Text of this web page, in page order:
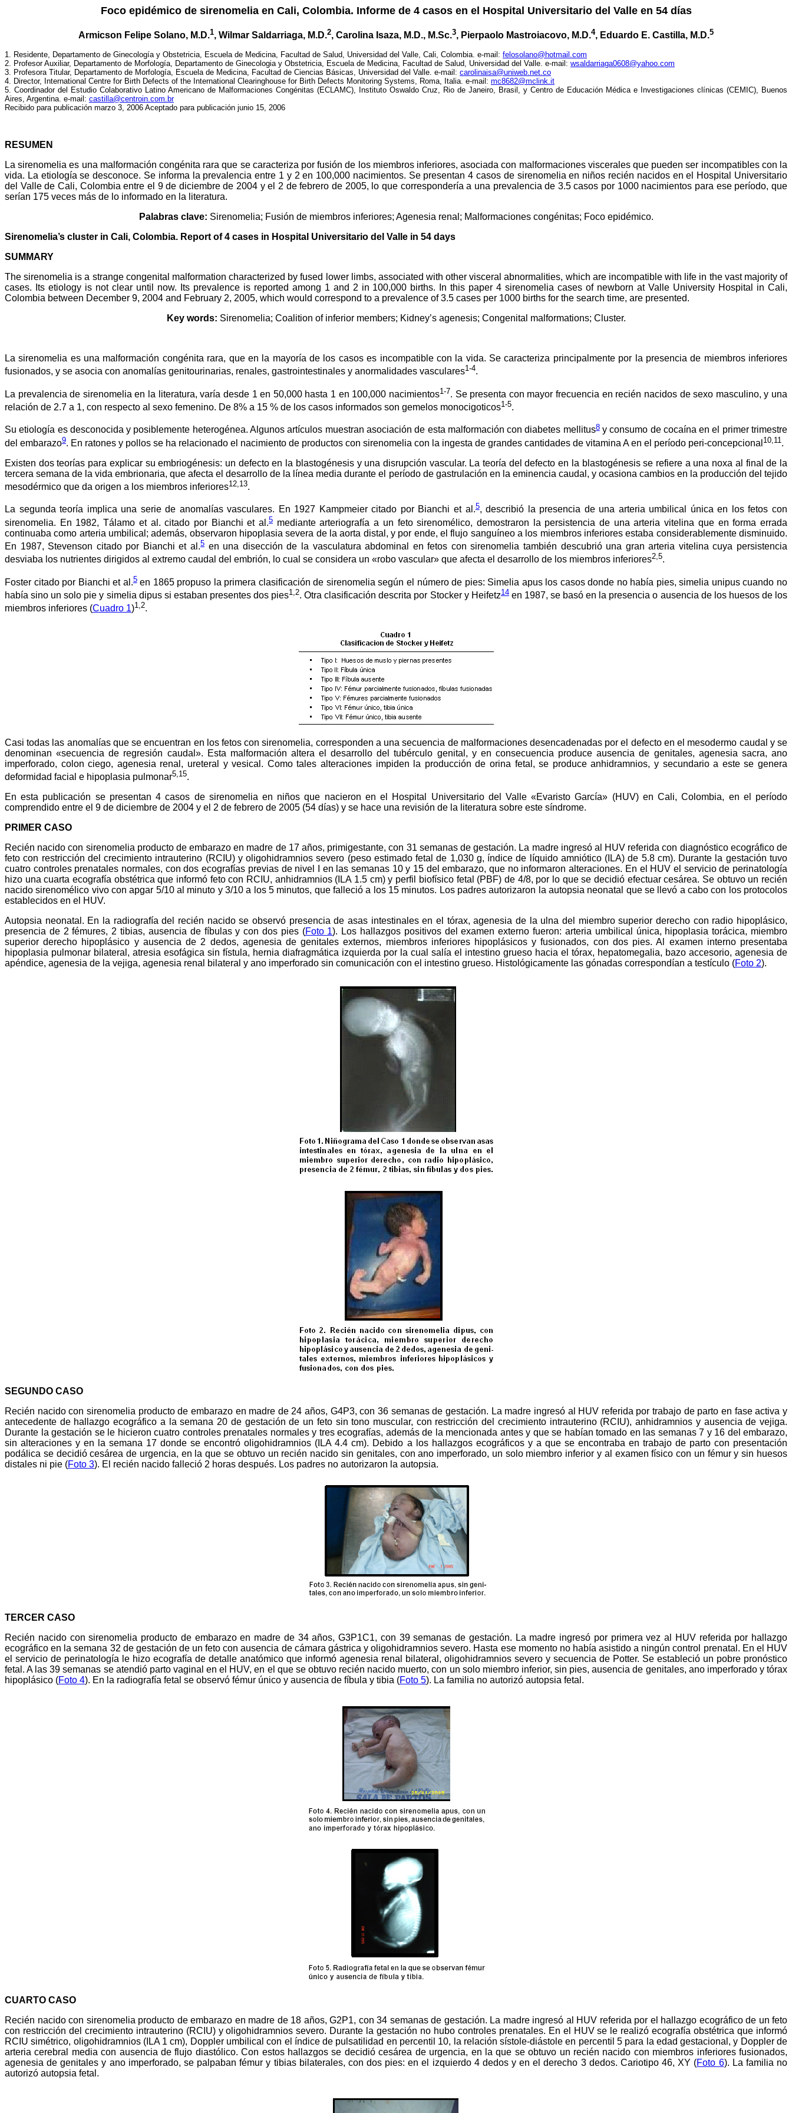
Foco epidémico de sirenomelia en Cali, Colombia. Informe de 4 casos en el Hospital Universitario del Valle en 54 días
Armicson Felipe Solano, M.D.1, Wilmar Saldarriaga, M.D.2, Carolina Isaza, M.D., M.Sc.3, Pierpaolo Mastroiacovo, M.D.4, Eduardo E. Castilla, M.D.5
1. Residente, Departamento de Ginecología y Obstetricia, Escuela de Medicina, Facultad de Salud, Universidad del Valle, Cali, Colombia. e-mail: felosolano@hotmail.com
2. Profesor Auxiliar, Departamento de Morfología, Departamento de Ginecologia y Obstetricia, Escuela de Medicina, Facultad de Salud, Universidad del Valle. e-mail: wsaldarriaga0608@yahoo.com
3. Profesora Titular, Departamento de Morfología, Escuela de Medicina, Facultad de Ciencias Básicas, Universidad del Valle. e-mail: carolinaisa@uniweb.net.co
4. Director, International Centre for Birth Defects of the International Clearinghouse for Birth Defects Monitoring Systems, Roma, Italia. e-mail: mc8682@mclink.it
5. Coordinador del Estudio Colaborativo Latino Americano de Malformaciones Congénitas (ECLAMC), Instituto Oswaldo Cruz, Rio de Janeiro, Brasil, y Centro de Educación Médica e Investigaciones clínicas (CEMIC), Buenos
Aires, Argentina. e-mail: castilla@centroin.com.br
Recibido para publicación marzo 3, 2006 Aceptado para publicación junio 15, 2006
RESUMEN
La sirenomelia es una malformación congénita rara que se caracteriza por fusión de los miembros inferiores, asociada con malformaciones viscerales que pueden ser incompatibles con la
vida. La etiología se desconoce. Se informa la prevalencia entre 1 y 2 en 100,000 nacimientos. Se presentan 4 casos de sirenomelia en niños recién nacidos en el Hospital Universitario
del Valle de Cali, Colombia entre el 9 de diciembre de 2004 y el 2 de febrero de 2005, lo que correspondería a una prevalencia de 3.5 casos por 1000 nacimientos para ese período, que
serían 175 veces más de lo informado en la literatura.
Palabras clave: Sirenomelia; Fusión de miembros inferiores; Agenesia renal; Malformaciones congénitas; Foco epidémico.
Sirenomelia’s cluster in Cali, Colombia. Report of 4 cases in Hospital Universitario del Valle in 54 days
SUMMARY
The sirenomelia is a strange congenital malformation characterized by fused lower limbs, associated with other visceral abnormalities, which are incompatible with life in the vast majority of
cases. Its etiology is not clear until now. Its prevalence is reported among 1 and 2 in 100,000 births. In this paper 4 sirenomelia cases of newborn at Valle University Hospital in Cali,
Colombia between December 9, 2004 and February 2, 2005, which would correspond to a prevalence of 3.5 cases per 1000 births for the search time, are presented.
Key words: Sirenomelia; Coalition of inferior members; Kidney’s agenesis; Congenital malformations; Cluster.
La sirenomelia es una malformación congénita rara, que en la mayoría de los casos es incompatible con la vida. Se caracteriza principalmente por la presencia de miembros inferiores
fusionados, y se asocia con anomalías genitourinarias, renales, gastrointestinales y anormalidades vasculares1-4.
La prevalencia de sirenomelia en la literatura, varía desde 1 en 50,000 hasta 1 en 100,000 nacimientos1-7. Se presenta con mayor frecuencia en recién nacidos de sexo masculino, y una
relación de 2.7 a 1, con respecto al sexo femenino. De 8% a 15 % de los casos informados son gemelos monocigoticos1-5.
Su etiología es desconocida y posiblemente heterogénea. Algunos artículos muestran asociación de esta malformación con diabetes mellitus8y consumo de cocaína en el primer trimestre
del embarazo9. En ratones y pollos se ha relacionado el nacimiento de productos con sirenomelia con la ingesta de grandes cantidades de vitamina A en el período peri-concepcional 10,11 .
Existen dos teorías para explicar su embriogénesis: un defecto en la blastogénesis y una disrupción vascular. La teoría del defecto en la blastogénesis se refiere a una noxa al final de la
tercera semana de la vida embrionaria, que afecta el desarrollo de la línea media durante el período de gastrulación en la eminencia caudal, y ocasiona cambios en la producción del tejido
mesodérmico que da origen a los miembros inferiores12,13.
La segunda teoría implica una serie de anomalías vasculares. En 1927 Kampmeier citado por Bianchi et al.5, describió la presencia de una arteria umbilical única en los fetos con
sirenomelia. En 1982, Tálamo et al. citado por Bianchi et al.5 mediante arteriografía a un feto sirenomélico, demostraron la persistencia de una arteria vitelina que en forma errada
continuaba como arteria umbilical; además, observaron hipoplasia severa de la aorta distal, y por ende, el flujo sanguíneo a los miembros inferiores estaba considerablemente disminuido.
En 1987, Stevenson citado por Bianchi et al.5 en una disección de la vasculatura abdominal en fetos con sirenomelia también descubrió una gran arteria vitelina cuya persistencia
desviaba los nutrientes dirigidos al extremo caudal del embrión, lo cual se considera un «robo vascular» que afecta el desarrollo de los miembros inferiores2,5.
Foster citado por Bianchi et al.5en 1865 propuso la primera clasificación de sirenomelia según el número de pies: Simelia apus los casos donde no había pies, simelia unipus cuando no
había sino un solo pie y simelia dipus si estaban presentes dos pies1,2. Otra clasificación descrita por Stocker y Heifetz14en 1987, se basó en la presencia o ausencia de los huesos de los
miembros inferiores (Cuadro 1)1,2.
Casi todas las anomalías que se encuentran en los fetos con sirenomelia, corresponden a una secuencia de malformaciones desencadenadas por el defecto en el mesodermo caudal y se
denominan «secuencia de regresión caudal». Esta malformación altera el desarrollo del tubérculo genital, y en consecuencia produce ausencia de genitales, agenesia sacra, ano
imperforado, colon ciego, agenesia renal, ureteral y vesical. Como tales alteraciones impiden la producción de orina fetal, se produce anhidramnios, y secundario a este se genera
deformidad facial e hipoplasia pulmonar5,15.
En esta publicación se presentan 4 casos de sirenomelia en niños que nacieron en el Hospital Universitario del Valle «Evaristo García» (HUV) en Cali, Colombia, en el período
comprendido entre el 9 de diciembre de 2004 y el 2 de febrero de 2005 (54 días) y se hace una revisión de la literatura sobre este síndrome.
PRIMER CASO
Recién nacido con sirenomelia producto de embarazo en madre de 17 años, primigestante, con 31 semanas de gestación. La madre ingresó al HUV referida con diagnóstico ecográfico de
feto con restricción del crecimiento intrauterino (RCIU) y oligohidramnios severo (peso estimado fetal de 1,030 g, índice de líquido amniótico (ILA) de 5.8 cm). Durante la gestación tuvo
cuatro controles prenatales normales, con dos ecografías previas de nivel I en las semanas 10 y 15 del embarazo, que no informaron alteraciones. En el HUV el servicio de perinatología
hizo una cuarta ecografía obstétrica que informó feto con RCIU, anhidramnios (ILA 1.5 cm) y perfil biofísico fetal (PBF) de 4/8, por lo que se decidió efectuar cesárea. Se obtuvo un recién
nacido sirenomélico vivo con apgar 5/10 al minuto y 3/10 a los 5 minutos, que falleció a los 15 minutos. Los padres autorizaron la autopsia neonatal que se llevó a cabo con los protocolos
establecidos en el HUV.
Autopsia neonatal. En la radiografía del recién nacido se observó presencia de asas intestinales en el tórax, agenesia de la ulna del miembro superior derecho con radio hipoplásico,
presencia de 2 fémures, 2 tibias, ausencia de fíbulas y con dos pies (Foto 1). Los hallazgos positivos del examen externo fueron: arteria umbilical única, hipoplasia torácica, miembro
superior derecho hipoplásico y ausencia de 2 dedos, agenesia de genitales externos, miembros inferiores hipoplásicos y fusionados, con dos pies. Al examen interno presentaba
hipoplasia pulmonar bilateral, atresia esofágica sin fístula, hernia diafragmática izquierda por la cual salía el intestino grueso hacia el tórax, hepatomegalia, bazo accesorio, agenesia de
apéndice, agenesia de la vejiga, agenesia renal bilateral y ano imperforado sin comunicación con el intestino grueso. Histológicamente las gónadas correspondían a testículo (Foto 2).
SEGUNDO CASO
Recién nacido con sirenomelia producto de embarazo en madre de 24 años, G4P3, con 36 semanas de gestación. La madre ingresó al HUV referida por trabajo de parto en fase activa y
antecedente de hallazgo ecográfico a la semana 20 de gestación de un feto sin tono muscular, con restricción del crecimiento intrauterino (RCIU), anhidramnios y ausencia de vejiga.
Durante la gestación se le hicieron cuatro controles prenatales normales y tres ecografías, además de la mencionada antes y que se habían tomado en las semanas 7 y 16 del embarazo,
sin alteraciones y en la semana 17 donde se encontró oligohidramnios (ILA 4.4 cm). Debido a los hallazgos ecográficos y a que se encontraba en trabajo de parto con presentación
podálica se decidió cesárea de urgencia, en la que se obtuvo un recién nacido sin genitales, con ano imperforado, un solo miembro inferior y al examen físico con un fémur y sin huesos
distales ni pie (Foto 3). El recién nacido falleció 2 horas después. Los padres no autorizaron la autopsia.
TERCER CASO
Recién nacido con sirenomelia producto de embarazo en madre de 34 años, G3P1C1, con 39 semanas de gestación. La madre ingresó por primera vez al HUV referida por hallazgo
ecográfico en la semana 32 de gestación de un feto con ausencia de cámara gástrica y oligohidramnios severo. Hasta ese momento no había asistido a ningún control prenatal. En el HUV
el servicio de perinatología le hizo ecografía de detalle anatómico que informó agenesia renal bilateral, oligohidramnios severo y secuencia de Potter. Se estableció un pobre pronóstico
fetal. A las 39 semanas se atendió parto vaginal en el HUV, en el que se obtuvo recién nacido muerto, con un solo miembro inferior, sin pies, ausencia de genitales, ano imperforado y tórax
hipoplásico (Foto 4). En la radiografía fetal se observó fémur único y ausencia de fíbula y tibia (Foto 5). La familia no autorizó autopsia fetal.
CUARTO CASO
Recién nacido con sirenomelia producto de embarazo en madre de 18 años, G2P1, con 34 semanas de gestación. La madre ingresó al HUV referida por el hallazgo ecográfico de un feto
con restricción del crecimiento intrauterino (RCIU) y oligohidramnios severo. Durante la gestación no hubo controles prenatales. En el HUV se le realizó ecografía obstétrica que informó
RCIU simétrico, oligohidramnios (ILA 1 cm), Doppler umbilical con el índice de pulsatilidad en percentil 10, la relación sístole-diástole en percentil 5 para la edad gestacional, y Doppler de
arteria cerebral media con ausencia de flujo diastólico. Con estos hallazgos se decidió cesárea de urgencia, en la que se obtuvo un recién nacido con miembros inferiores fusionados,
agenesia de genitales y ano imperforado, se palpaban fémur y tibias bilaterales, con dos pies: en el izquierdo 4 dedos y en el derecho 3 dedos. Cariotipo 46, XY (Foto 6). La familia no
autorizó autopsia fetal.